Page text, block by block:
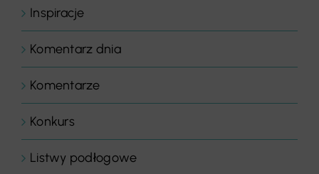
Inspiracje
Komentarz dnia
Komentarze
Konkurs
Listwy podłogowe